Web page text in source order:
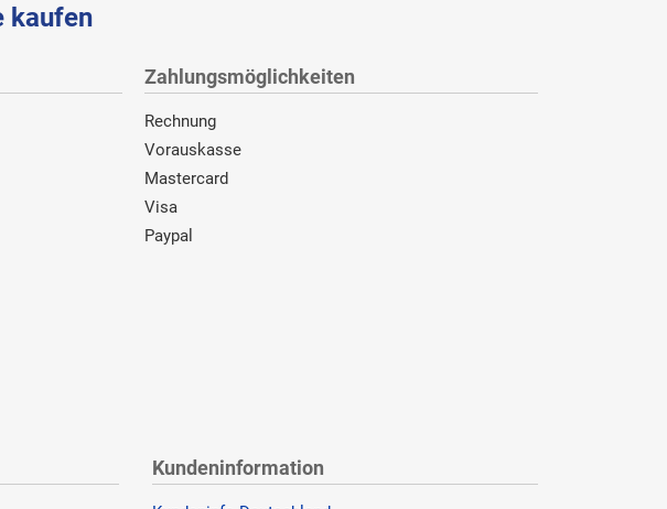
kaufen
Zahlungsmöglichkeiten
Rechnung
Vorauskasse
Mastercard
Visa
Paypal
Kundeninformation